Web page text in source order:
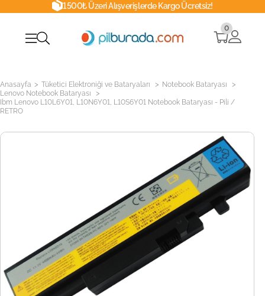
1500₺ Üzeri Alışverişlerde Kargo Ücretsiz!
0
Anasayfa > Tüketici Elektroniği ve Bataryaları > Notebook Bataryası >
Lenovo Notebook Bataryası >
Ibm Lenovo L10L6Y01, L10N6Y01, L10S6Y01 Notebook Bataryası - Pili /
RETRO